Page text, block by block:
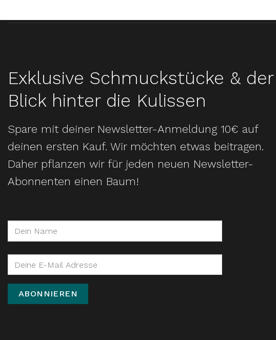
Exklusive Schmuckstücke & der
Blick hinter die Kulissen
Spare mit deiner Newsletter-Anmeldung 10€ auf
deinen ersten Kauf. Wir möchten etwas beitragen.
Daher pflanzen wir für jeden neuen Newsletter-
Abonnenten einen Baum!